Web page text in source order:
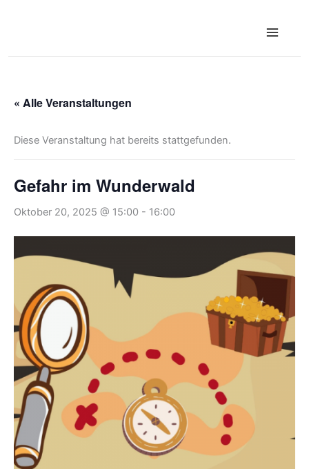
springen
« Alle Veranstaltungen
Diese Veranstaltung hat bereits stattgefunden.
Gefahr im Wunderwald
Oktober 20, 2025 @ 15:00 - 16:00